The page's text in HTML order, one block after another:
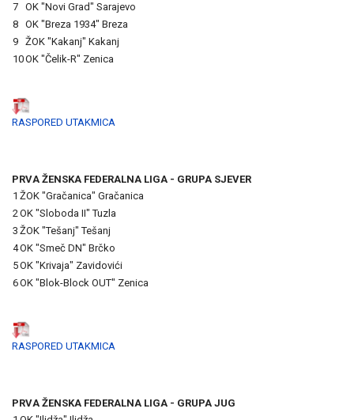
7 OK "Novi Grad" Sarajevo
8 OK "Breza 1934" Breza
9 ŽOK "Kakanj" Kakanj
10OK "Čelik-R" Zenica
RASPORED UTAKMICA
PRVA ŽENSKA FEDERALNA LIGA - GRUPA SJEVER
1 ŽOK "Gračanica" Gračanica
2 OK "Sloboda II" Tuzla
3 ŽOK "Tešanj" Tešanj
4OK "Smeč DN" Brčko
5OK "Krivaja" Zavidovići
6OK "Blok-Block OUT" Zenica
RASPORED UTAKMICA
PRVA ŽENSKA FEDERALNA LIGA - GRUPA JUG